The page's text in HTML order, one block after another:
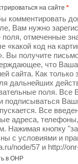
на сайте *
комментировать
Вам нужно
поля, отмеченные
«какой код на
Вы получите
что Ваша
сайта. Как
дальнейших
поля.
подписываться
Все
адреса,
Нажимая кнопку
с условиями и
node/57 и http://
в ОНР